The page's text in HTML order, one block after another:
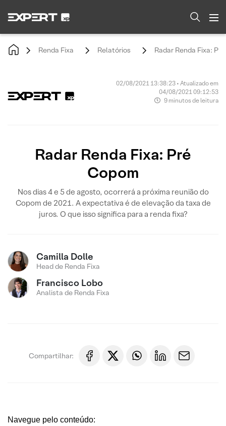
Renda Fixa Relatórios Radar Renda Fixa:
02/08/2021 13:38:23 • Atualizado em
04/08/2021 09:12:53
9 minutos de leitura
Radar Renda Fixa: Pré
Copom
Nos dias 4 e 5 de agosto, ocorrerá a próxima reunião do
Copom de 2021. A expectativa é de elevação da taxa de
juros. O que isso significa para a renda fixa?
Camilla Dolle
Head de Renda Fixa
Francisco Lobo
Analista de Renda Fixa
Compartilhar:
Navegue pelo conteúdo: